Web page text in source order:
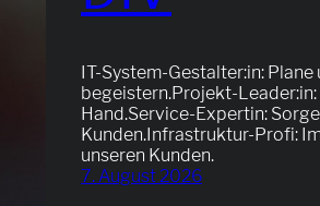
IT-System-Gestalter:in:
begeistern.Projekt-
Hand.Service-Expertin:
Kunden.Infrastruktur-Profi:
unseren Kunden.
7. August 2026